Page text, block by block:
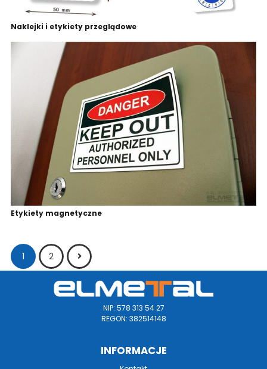
Naklejki i etykiety przeglądowe
Etykiety magnetyczne
1 2
NIP: 578 313 54 27
REGON: 382514148
INFORMACJE